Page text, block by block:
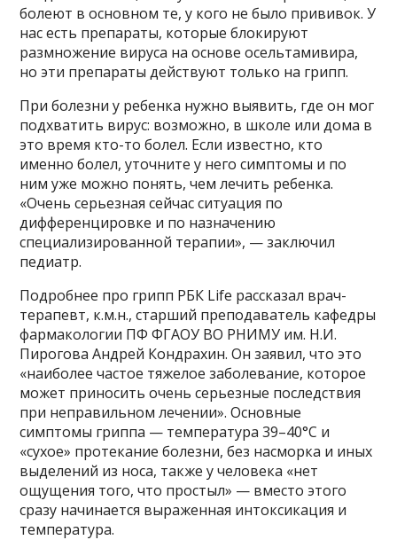
болеют в основном те, у кого не было прививок. У
нас есть препараты, которые блокируют
размножение вируса на основе осельтамивира,
но эти препараты действуют только на грипп.
При болезни у ребенка нужно выявить, где он мог
подхватить вирус: возможно, в школе или дома в
это время кто-то болел. Если известно, кто
именно болел, уточните у него симптомы и по
ним уже можно понять, чем лечить ребенка.
«Очень серьезная сейчас ситуация по
дифференцировке и по назначению
специализированной терапии», — заключил
педиатр.
Подробнее про грипп РБК Life рассказал врач-
терапевт, к.м.н., старший преподаватель кафедры
фармакологии ПФ ФГАОУ ВО РНИМУ им. Н.И.
Пирогова Андрей Кондрахин. Он заявил, что это
«наиболее частое тяжелое заболевание, которое
может приносить очень серьезные последствия
при неправильном лечении». Основные
симптомы гриппа — температура 39–40°C и
«сухое» протекание болезни, без насморка и иных
выделений из носа, также у человека «нет
ощущения того, что простыл» — вместо этого
сразу начинается выраженная интоксикация и
температура.